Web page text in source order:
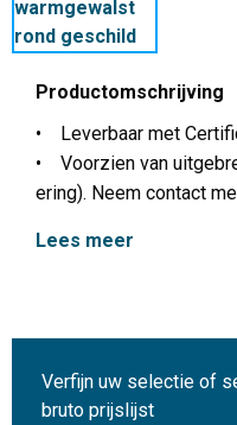
Productomschrijving
• Leverbaar met
• Voorzien van
ering). Neem contact
Lees meer
Verfijn uw selectie of
bruto prijslijst